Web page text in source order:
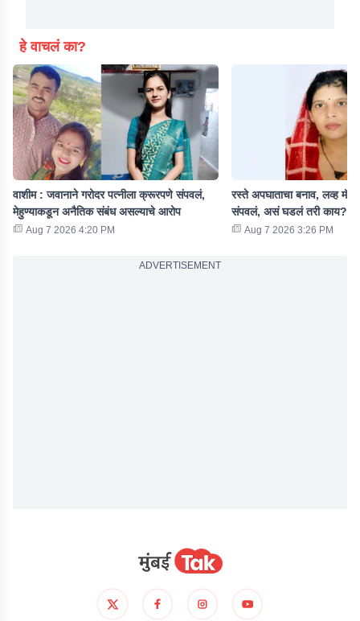
हे वाचलं का?
वाशीम : जवानाने गरोदर पत्नीला क्रूरपणे संपवलं,
मेहुण्याकडून अनैतिक संबंध असल्याचे आरोप
Aug 7 2026 4:20 PM
रस्ते अपघाताचा बनाव, लव्ह
संपवलं, असं घडलं तरी काय?
Aug 7 2026 3:26 PM
ADVERTISEMENT